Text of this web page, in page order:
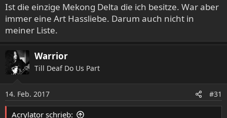
Ist die einzige Mekong Delta die ich besitze. War aber
immer eine Art Hassliebe. Darum auch nicht in
meiner Liste.
Warrior
Till Deaf Do Us Part
14. Feb. 2017 #31
Acrylator schrieb: